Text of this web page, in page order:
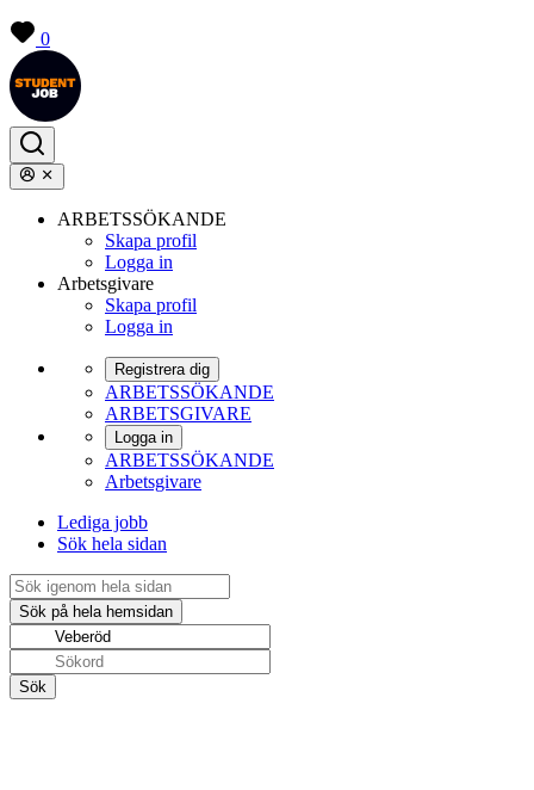
0
ARBETSSÖKANDE
Skapa profil
Logga in
Arbetsgivare
Skapa profil
Logga in
Registrera dig
ARBETSSÖKANDE
ARBETSGIVARE
Logga in
ARBETSSÖKANDE
Arbetsgivare
Lediga jobb
Sök hela sidan